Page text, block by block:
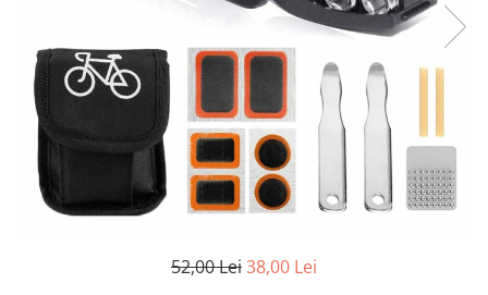
52,00 Lei38,00 Lei